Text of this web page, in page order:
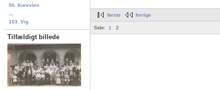
50. Korevlen
103. Vig
Tilfældigt billede
første forrige
Side: 1 2